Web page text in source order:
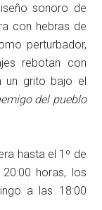
sonoro de
con hebras de
perturbador,
rebotan con
un grito bajo el
del pueblo
hasta el 1º de
horas, los
a las 18:00